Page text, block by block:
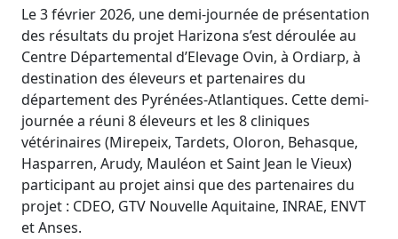
Le 3 février 2026, une demi-journée de présentation
des résultats du projet Harizona s’est déroulée au
Centre Départemental d’Elevage Ovin, à Ordiarp, à
destination des éleveurs et partenaires du
département des Pyrénées-Atlantiques. Cette demi-
journée a réuni 8 éleveurs et les 8 cliniques
vétérinaires (Mirepeix, Tardets, Oloron, Behasque,
Hasparren, Arudy, Mauléon et Saint Jean le Vieux)
participant au projet ainsi que des partenaires du
projet : CDEO, GTV Nouvelle Aquitaine, INRAE, ENVT
et Anses.